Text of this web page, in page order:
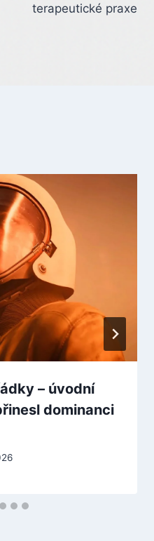
terapeutické praxe
– úvodní
dominanci